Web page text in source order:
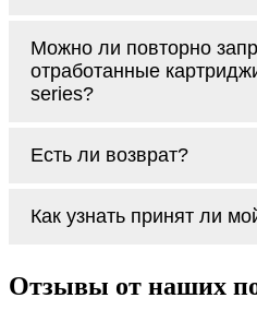
Мы гарантируем
доставляем Вам
series
series наличными
заказа.
Можно ли повторно
отработанные
series?
процесс проще, в
В любом случае вы
картриджи Ricoh MP
любых моделей
Есть ли возврат?
какой-то причине вам
Как узнать принят ли
Ricoh MP 1600 series
электронную почту
Отзывы от наших